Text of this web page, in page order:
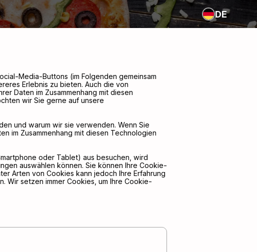
DE
Media-Buttons (im Folgenden gemeinsam
Erlebnis zu bieten. Auch die von
Daten im Zusammenhang mit diesen
wir Sie gerne auf unsere
und warum wir sie verwenden. Wenn Sie
im Zusammenhang mit diesen Technologien
oder Tablet) aus besuchen, wird
auswählen können. Sie können Ihre Cookie-
Arten von Cookies kann jedoch Ihre Erfahrung
Wir setzen immer Cookies, um Ihre Cookie-